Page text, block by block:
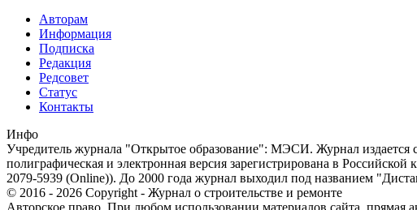
Авторам
Информация
Подписка
Редакция
Редсовет
Статус
Контакты
Инфо
Учредитель журнала "Открытое образование": МЭСИ. Журнал издается
полиграфическая и электронная версия зарегистрирована в
2079-5939 (Online)). До 2000 года журнал выходил под названием
© 2016 - 2026 Copyright - Журнал о строительстве и ремонте